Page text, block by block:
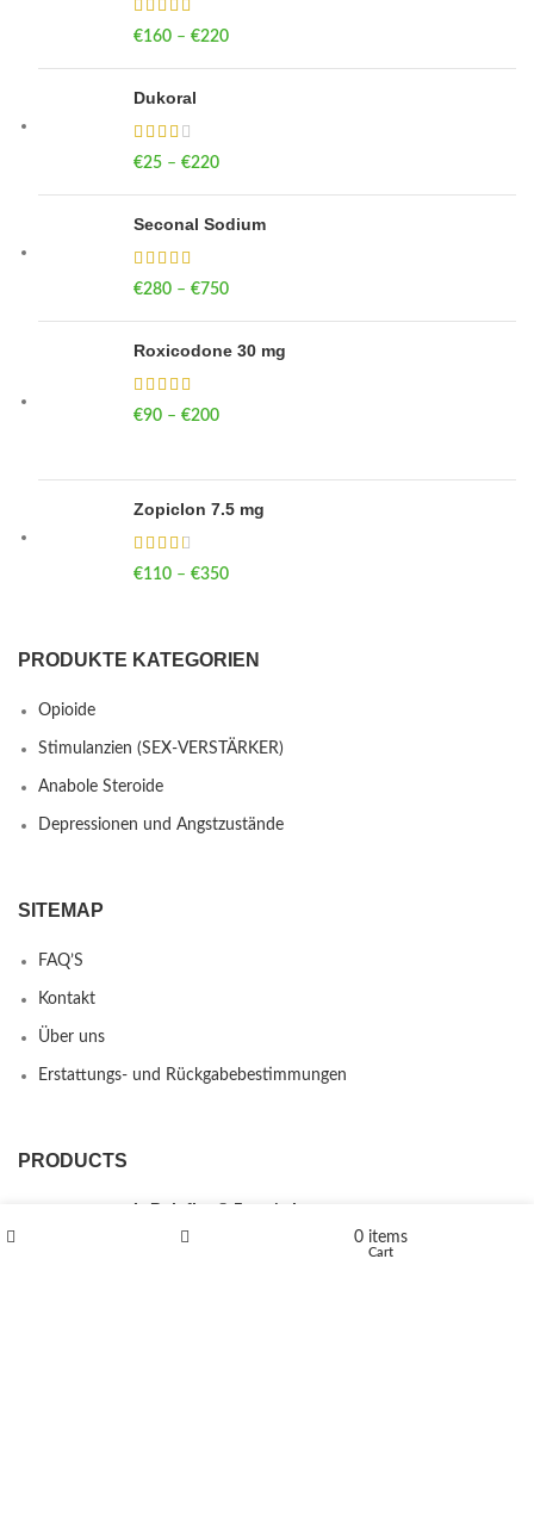
€160 – €220
Dukoral
€25 – €220
Seconal Sodium
€280 – €750
Roxicodone 30 mg
€90 – €200
Zopiclon 7.5 mg
€110 – €350
PRODUKTE KATEGORIEN
Opioide
Stimulanzien (SEX-VERSTÄRKER)
Anabole Steroide
Depressionen und Angstzustände
SITEMAP
FAQ’S
Kontakt
Über uns
Erstattungs- und Rückgabebestimmungen
PRODUCTS
L-Polaflux® 5 mg/ml
0 items
Cart